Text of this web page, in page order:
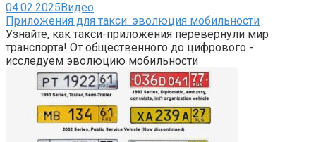
04.02.2025 Видео
Приложения для такси: эволюция мобильности
Узнайте, как такси-приложения перевернули мир
транспорта! От общественного до цифрового -
исследуем эволюцию мобильности